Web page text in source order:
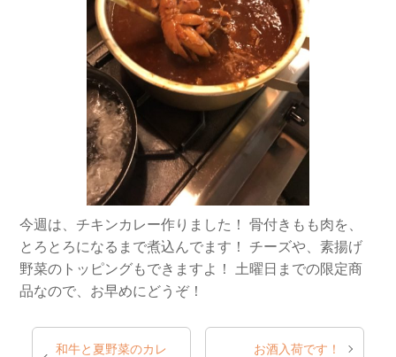
今週は、チキンカレー作りました！
骨付きもも肉を、
とろとろになるまで煮込んでます！
チーズや、素揚げ
野菜のトッピングもできますよ！
土曜日までの限定商
品なので、お早めにどうぞ！
和牛と夏野菜のカレ
お酒入荷です！